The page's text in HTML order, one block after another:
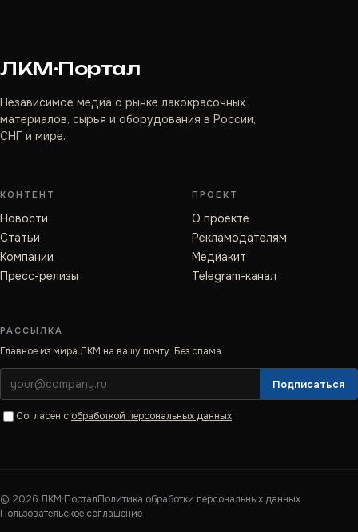
ЛКМ·Портал
Независимое медиа о рынке лакокрасочных
материалов, сырья и оборудования в России,
СНГ и мире.
КОНТЕНТ
Новости
Статьи
Компании
Пресс-релизы
ПРОЕКТ
О проекте
Рекламодателям
Медиакит
Telegram-канал
РАССЫЛКА
Главное из мира ЛКМ на вашу почту. Без спама.
Подписаться
Согласен с обработкой персональных данных.
© 2026 ЛКМ·ПорталПолитика обработки персональных данных
Пользовательское соглашение